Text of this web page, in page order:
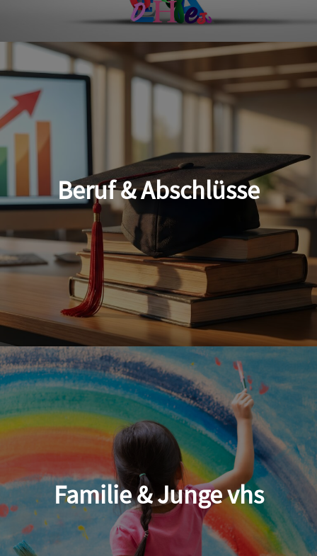
Beruf & Abschlüsse
Familie & Junge vhs